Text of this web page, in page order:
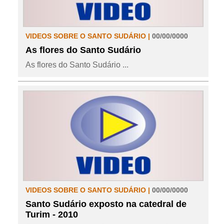
VIDEOS SOBRE O SANTO SUDÁRIO | 00/00/0000
As flores do Santo Sudário
As flores do Santo Sudário ...
VIDEOS SOBRE O SANTO SUDÁRIO | 00/00/0000
Santo Sudário exposto na catedral de
Turim - 2010